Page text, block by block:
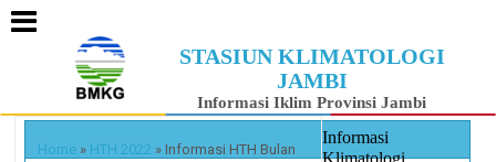
STASIUN KLIMATOLOGI
JAMBI
Informasi Iklim Provinsi Jambi
Home » HTH 2022 »Informasi HTH Bulan
Informasi
Klimatologi